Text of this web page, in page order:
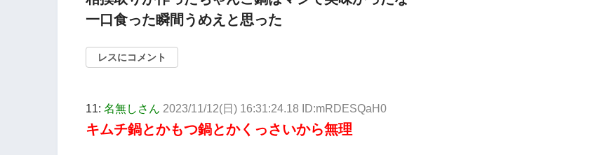
一口食った瞬間うめえと思った
レスにコメント
11: 名無しさん 2023/11/12(日) 16:31:24.18 ID:mRDESQaH0
キムチ鍋とかもつ鍋とかくっさいから無理